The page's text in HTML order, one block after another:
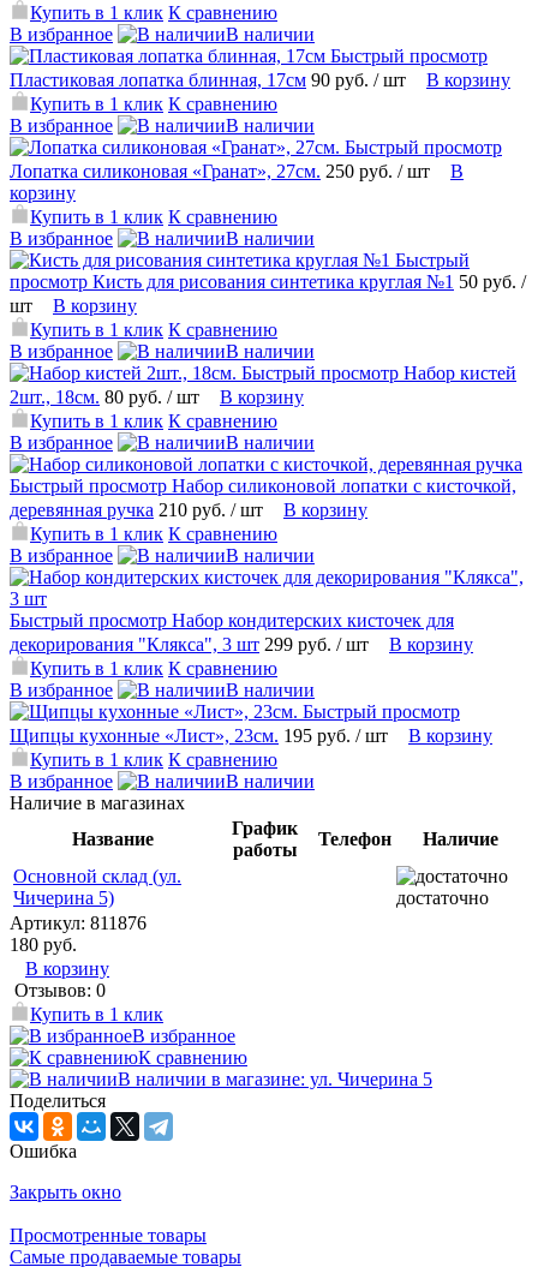
Купить в 1 клик К сравнению
В избранное
В наличии
Быстрый просмотр
Пластиковая лопатка блинная, 17см 90 руб. / шт
В корзину
Купить в 1 клик К сравнению
В избранное
В наличии
Быстрый просмотр
Лопатка силиконовая «Гранат», 27см. 250 руб. / шт
В
корзину
Купить в 1 клик К сравнению
В избранное
В наличии
Быстрый
просмотр Кисть для рисования синтетика круглая №1 50 руб. /
шт
В корзину
Купить в 1 клик К сравнению
В избранное
В наличии
Быстрый просмотр Набор кистей
2шт., 18см. 80 руб. / шт
В корзину
Купить в 1 клик К сравнению
В избранное
В наличии
Быстрый просмотр Набор силиконовой лопатки с кисточкой,
деревянная ручка 210 руб. / шт
В корзину
Купить в 1 клик К сравнению
В избранное
В наличии
Быстрый просмотр Набор кондитерских кисточек для
декорирования "Клякса", 3 шт 299 руб. / шт
В корзину
Купить в 1 клик К сравнению
В избранное
В наличии
Быстрый просмотр
Щипцы кухонные «Лист», 23см. 195 руб. / шт
В корзину
Купить в 1 клик К сравнению
В избранное
В наличии
Наличие в магазинах
Название
График
работы
Телефон
Наличие
Основной склад (ул.
Чичерина 5)
достаточно
Артикул: 811876
180 руб.
В корзину
Отзывов: 0
Купить в 1 клик
В избранное
К сравнению
В наличии в магазине: ул. Чичерина 5
Поделиться
Ошибка
Закрыть окно
Просмотренные товары
Самые продаваемые товары